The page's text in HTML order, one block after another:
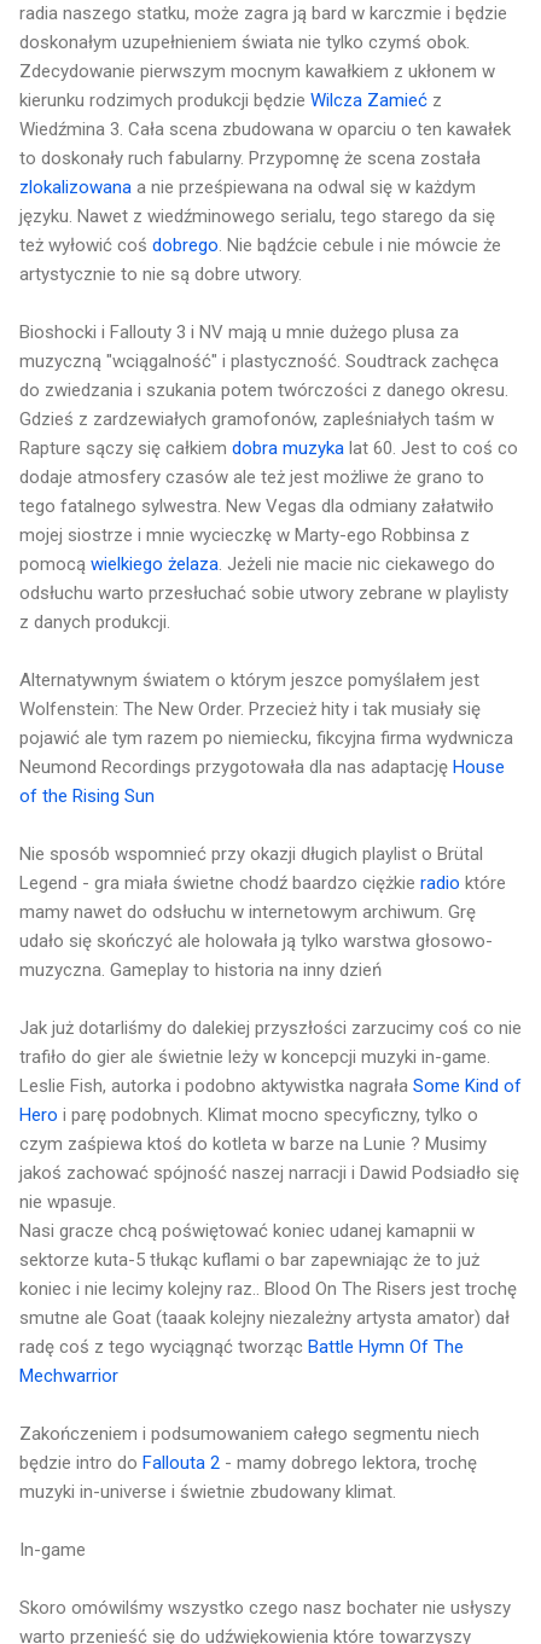
radia naszego statku, może zagra ją bard w karczmie i będzie
doskonałym uzupełnieniem świata nie tylko czymś obok.
Zdecydowanie pierwszym mocnym kawałkiem z ukłonem w
kierunku rodzimych produkcji będzie Wilcza Zamieć z
Wiedźmina 3. Cała scena zbudowana w oparciu o ten kawałek
to doskonały ruch fabularny. Przypomnę że scena została
zlokalizowana a nie prześpiewana na odwal się w każdym
języku. Nawet z wiedźminowego serialu, tego starego da się
też wyłowić coś dobrego . Nie bądźcie cebule i nie mówcie że
artystycznie to nie są dobre utwory.
Bioshocki i Fallouty 3 i NV mają u mnie dużego plusa za
muzyczną "wciągalność" i plastyczność. Soudtrack zachęca
do zwiedzania i szukania potem twórczości z danego okresu.
Gdzieś z zardzewiałych gramofonów, zapleśniałych taśm w
Rapture sączy się całkiem dobra muzyka lat 60. Jest to coś co
dodaje atmosfery czasów ale też jest możliwe że grano to
tego fatalnego sylwestra. New Vegas dla odmiany załatwiło
mojej siostrze i mnie wycieczkę w Marty-ego Robbinsa z
pomocą wielkiego żelaza . Jeżeli nie macie nic ciekawego do
odsłuchu warto przesłuchać sobie utwory zebrane w playlisty
z danych produkcji.
Alternatywnym światem o którym jeszce pomyślałem jest
Wolfenstein: The New Order. Przecież hity i tak musiały się
pojawić ale tym razem po niemiecku, fikcyjna firma wydwnicza
Neumond Recordings przygotowała dla nas adaptację House
of the Rising Sun
Nie sposób wspomnieć przy okazji długich playlist o Brütal
Legend - gra miała świetne chodź baardzo ciężkie radio które
mamy nawet do odsłuchu w internetowym archiwum. Grę
udało się skończyć ale holowała ją tylko warstwa głosowo-
muzyczna. Gameplay to historia na inny dzień
Jak już dotarliśmy do dalekiej przyszłości zarzucimy coś co nie
trafiło do gier ale świetnie leży w koncepcji muzyki in-game.
Leslie Fish, autorka i podobno aktywistka nagrała Some Kind of
Hero i parę podobnych. Klimat mocno specyficzny, tylko o
czym zaśpiewa ktoś do kotleta w barze na Lunie ? Musimy
jakoś zachować spójność naszej narracji i Dawid Podsiadło się
nie wpasuje.
Nasi gracze chcą poświętować koniec udanej kamapnii w
sektorze kuta-5 tłukąc kuflami o bar zapewniając że to już
koniec i nie lecimy kolejny raz.. Blood On The Risers jest trochę
smutne ale Goat (taaak kolejny niezależny artysta amator) dał
radę coś z tego wyciągnąć tworząc Battle Hymn Of The
Mechwarrior
Zakończeniem i podsumowaniem całego segmentu niech
będzie intro do Fallouta 2 - mamy dobrego lektora, trochę
muzyki in-universe i świetnie zbudowany klimat.
In-game
Skoro omówilśmy wszystko czego nasz bochater nie usłyszy
warto przenieść się do udźwiękowienia które towarzyszy